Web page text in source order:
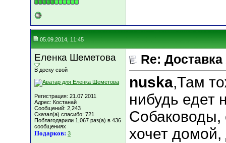
05.09.2014, 11:45
Еленка Шеметова
В доску свой
Регистрация: 21.07.2011
Адрес: Костанай
Сообщений: 2,243
Сказал(а) спасибо: 721
Поблагодарили 1,067 раз(а) в 436
сообщениях
Подарков: 3
Re:
nuska,Там
нибудь
Собаководы,
хочет домой,